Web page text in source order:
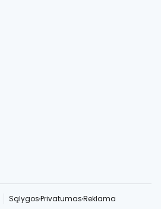
SąlygosPrivatumasReklama